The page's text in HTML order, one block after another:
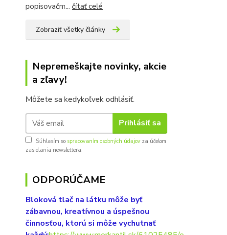
popisovačm... čítať celé
Zobraziť všetky články
Nepremeškajte novinky, akcie
a zľavy!
Môžete sa kedykoľvek odhlásiť.
Prihlásiť sa
Súhlasím so spracovaním osobných údajov za účelom
zasielania newslettera.
ODPORÚČAME
Bloková tlač na látku môže byť
zábavnou, kreatívnou a úspešnou
činnosťou, ktorú si môže vychutnať